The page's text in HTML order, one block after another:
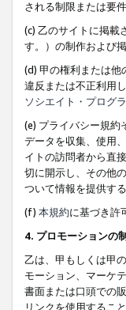
される制限または要
(c) 乙のサイトに掲載
す。）の制作および
(d) 甲の権利または他
違反または不正利用
ソシエイト・プログ
(e) プライバシー規約
データを収集、使用
イトの訪問者から直
切に開示し、その他
ついて情報を提供す
(f) 本規約に基づき許
4. プロモーションの
乙は、甲もしくは甲
モーション、マーケ
書面または口頭での
リンクを使用するこ